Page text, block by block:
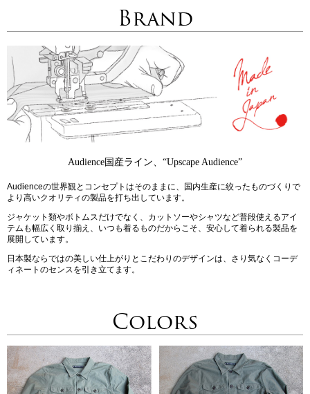
Brand
Audience国産ライン、“Upscape Audience”
Audienceの世界観とコンセプトはそのままに、国内生産に絞ったものづくりで
より高いクオリティの製品を打ち出しています。
ジャケット類やボトムスだけでなく、カットソーやシャツなど普段使えるアイ
テムも幅広く取り揃え、いつも着るものだからこそ、安心して着られる製品を
展開しています。
日本製ならではの美しい仕上がりとこだわりのデザインは、さり気なくコーデ
ィネートのセンスを引き立てます。
Colors